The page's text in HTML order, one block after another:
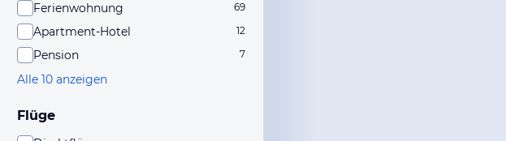
Ferienwohnung 69
Apartment-Hotel 12
Pension 7
Alle 10 anzeigen
Flüge